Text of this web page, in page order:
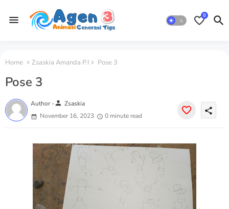
0
Home Zsaskia Amanda P.I Pose 3
Pose 3
Author -person Zsaskia
November 16, 2023
0 minute read
share